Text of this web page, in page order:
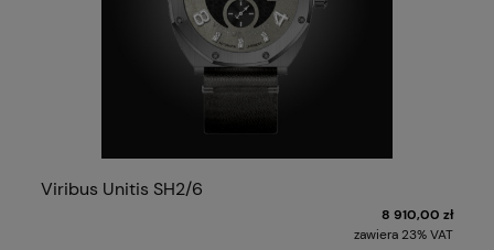
Viribus Unitis SH2/6
8 910,00 zł
zawiera 23% VAT